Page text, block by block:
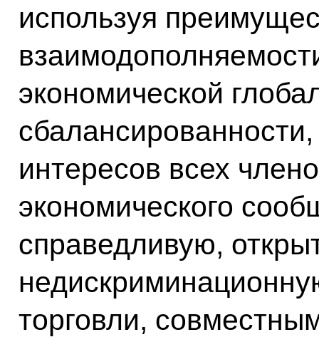
используя
экономической
интересов всех
экономического
справедливую,
торговли,